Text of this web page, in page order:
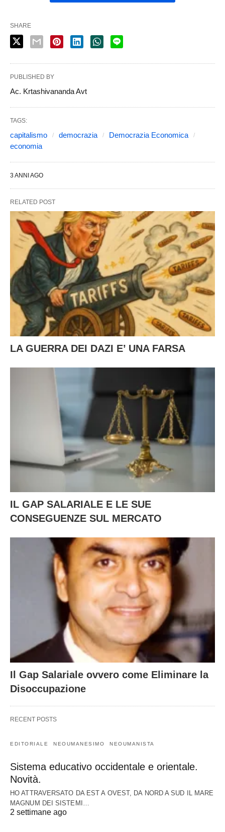
SHARE
PUBLISHED BY
Ac. Krtashivananda Avt
TAGS:
capitalismo democrazia
Democrazia Economica
economia
3 ANNI AGO
RELATED POST
LA GUERRA DEI DAZI E’ UNA FARSA
IL GAP SALARIALE E LE SUE
CONSEGUENZE SUL MERCATO
Il Gap Salariale ovvero come Eliminare la
Disoccupazione
RECENT POSTS
EDITORIALE NEOUMANESIMO NEOUMANISTA
Sistema educativo occidentale e orientale.
Novità.
HO ATTRAVERSATO DA EST A OVEST, DA NORD A SUD IL MARE
MAGNUM DEI SISTEMI…
2 settimane ago